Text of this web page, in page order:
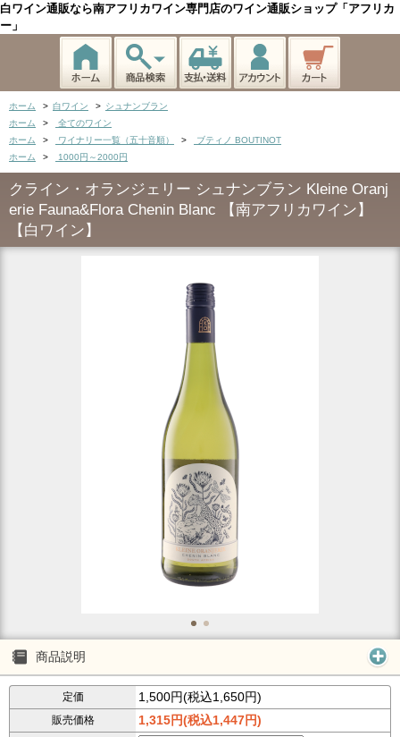
白ワイン通販なら南アフリカワイン専門店のワイン通販ショップ「アフリカ
ー」
ホーム > 白ワイン > シュナンブラン
ホーム
>
全てのワイン
ホーム
> ワイナリー一覧（五十音順） >
ブティノ BOUTINOT
ホーム
> 1000円～2000円
クライン・オランジェリー シュナンブラン Kleine Oranj
erie Fauna&Flora Chenin Blanc 【南アフリカワイン】
【白ワイン】
商品説明
定価 1,500円(税込1,650円)
販売価格 1,315円(税込1,447円)